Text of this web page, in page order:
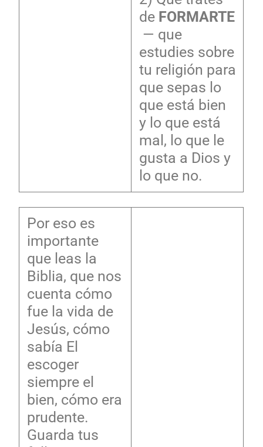
de FORMARTE
— que
estudies sobre
tu religión para
que sepas lo
que está bien
y lo que está
mal, lo que le
gusta a Dios y
lo que no.
Por eso es
importante
que leas la
Biblia, que nos
cuenta cómo
fue la vida de
Jesús, cómo
sabía El
escoger
siempre el
bien, cómo era
prudente.
Guarda tus